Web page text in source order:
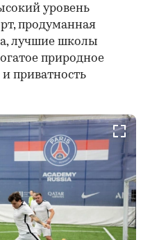
уровень
продуманная
лучшие школы
природное
приватность